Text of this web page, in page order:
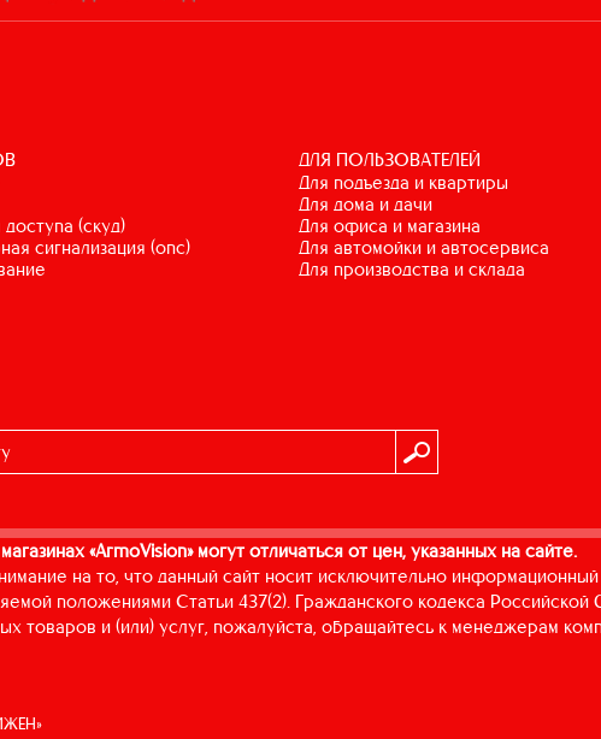
доступа (скуд)
сигнализация (опс)
ДЛЯ ПОЛЬЗОВАТЕЛЕЙ
для подъезда и квартиры
для дома и дачи
для офиса и магазина
для автомойки и автосервиса
для производства и склада
«ArmoVision» могут отличаться от цен, указанных на сайте.
на то, что данный сайт носит исключительно
положениями Статьи 437(2). Гражданского кодекса
товаров и (или) услуг, пожалуйста, обращайтесь к менеджерам